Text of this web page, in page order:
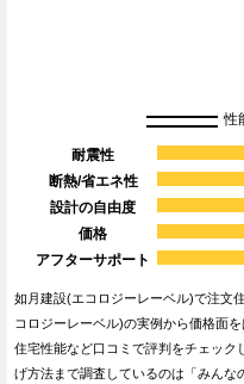
性
耐震性
断熱/省エネ性
設計の自由度
価格
アフターサポート
如月建設(エコロジーレーベル)で注文
コロジーレーベル)の実例から価格面
住宅性能など口コミで評判をチェッ
げ方法まで調査しているのは「みんな